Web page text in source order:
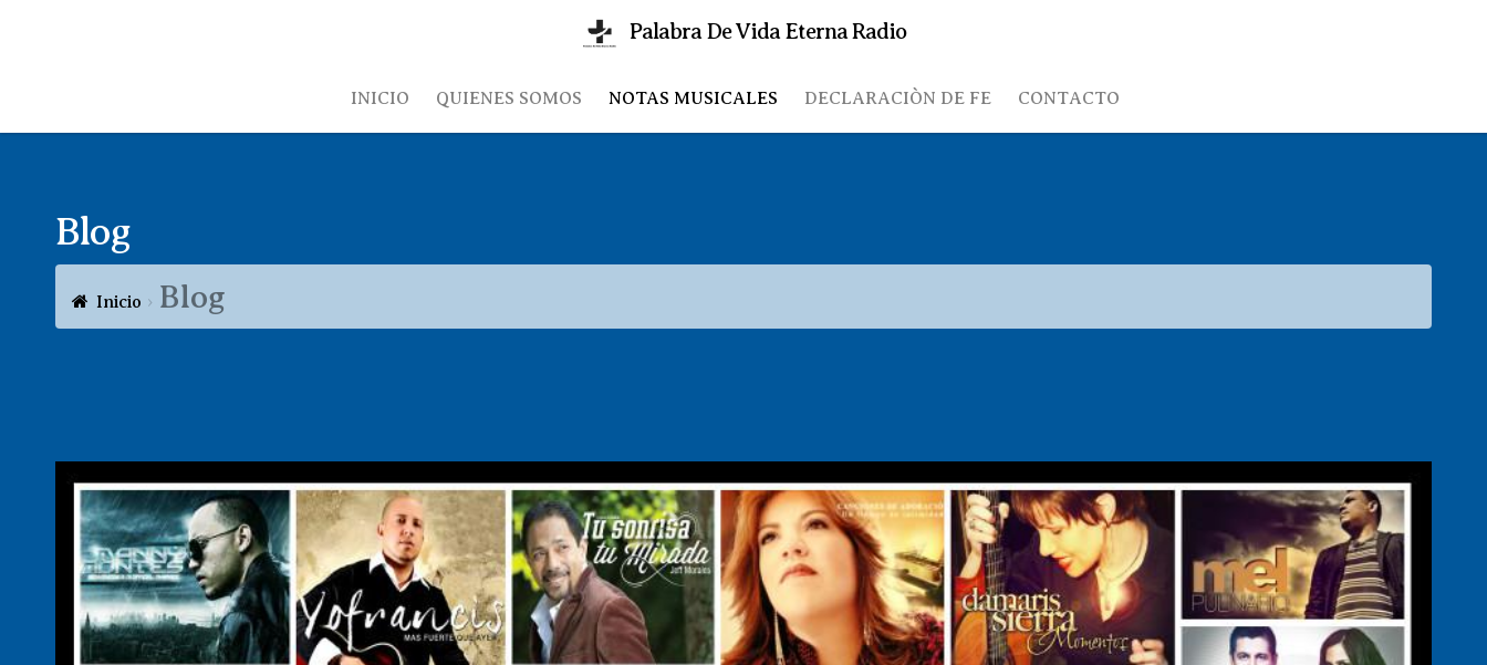
Palabra De Vida Eterna Radio
INICIO QUIENES SOMOS NOTAS MUSICALES DECLARACIÒN DE FE CONTACTO
Blog
Inicio Blog